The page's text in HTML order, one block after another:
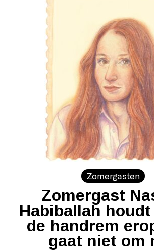
Zomergasten
Zomergast
Habiballah
de handrem
gaat niet om